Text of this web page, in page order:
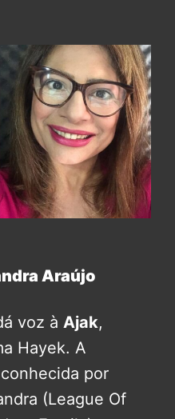
Araújo
voz à Ajak,
Hayek. A
por
(League Of